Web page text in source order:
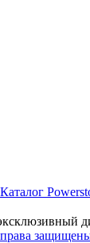
Каталог